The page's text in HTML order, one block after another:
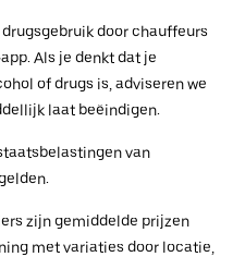
door chauffeurs
Als je denkt dat je
of drugs is, adviseren we
laat beëindigen.
van
zijn gemiddelde prijzen
met variaties door locatie,